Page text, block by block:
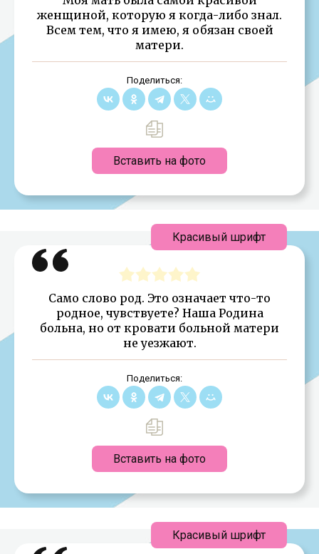
женщиной, которую я когда-либо знал.
Всем тем, что я имею, я обязан своей
матери.
Поделиться:
Вставить на фото
Само слово род. Это означает что-то
родное, чувствуете? Наша Родина
больна, но от кровати больной матери
не уезжают.
Поделиться:
Вставить на фото
Красивый шрифт
Красивый шрифт